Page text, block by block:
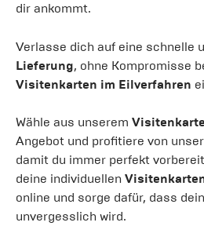
dir ankommt.
Verlasse dich auf eine schnelle
Lieferung, ohne Kompromisse
Visitenkarten im Eilverfahren
Wähle aus unserem
Angebot und profitiere von
damit du immer perfekt
deine individuellen
online und sorge dafür, dass
unvergesslich wird.